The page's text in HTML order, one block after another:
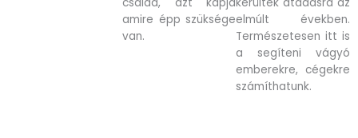
amire épp szüksége
van.
elmúlt években.
Természetesen itt is
a segíteni vágyó
emberekre, cégekre
számíthatunk.